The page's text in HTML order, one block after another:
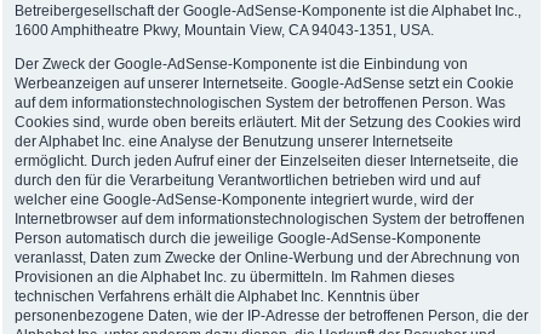
Betreibergesellschaft der Google-AdSense-Komponente ist die Alphabet Inc.,
1600 Amphitheatre Pkwy, Mountain View, CA 94043-1351, USA.
Der Zweck der Google-AdSense-Komponente ist die Einbindung von
Werbeanzeigen auf unserer Internetseite. Google-AdSense setzt ein Cookie
auf dem informationstechnologischen System der betroffenen Person. Was
Cookies sind, wurde oben bereits erläutert. Mit der Setzung des Cookies wird
der Alphabet Inc. eine Analyse der Benutzung unserer Internetseite
ermöglicht. Durch jeden Aufruf einer der Einzelseiten dieser Internetseite, die
durch den für die Verarbeitung Verantwortlichen betrieben wird und auf
welcher eine Google-AdSense-Komponente integriert wurde, wird der
Internetbrowser auf dem informationstechnologischen System der betroffenen
Person automatisch durch die jeweilige Google-AdSense-Komponente
veranlasst, Daten zum Zwecke der Online-Werbung und der Abrechnung von
Provisionen an die Alphabet Inc. zu übermitteln. Im Rahmen dieses
technischen Verfahrens erhält die Alphabet Inc. Kenntnis über
personenbezogene Daten, wie der IP-Adresse der betroffenen Person, die der